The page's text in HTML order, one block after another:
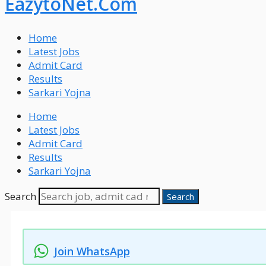
Home
Latest Jobs
Admit Card
Results
Sarkari Yojna
Home
Latest Jobs
Admit Card
Results
Sarkari Yojna
Search
Search
Join WhatsApp